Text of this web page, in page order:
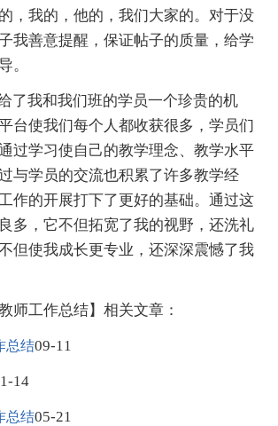
，我的，他的，我们大家的。对于没
我善意提醒，保证帖子的质量，给学
。
我和我们班的学员一个珍贵的机
台使我们每个人都收获很多，学员们
过学习使自己的教学理念、教学水平
与学员的交流也积累了许多教学经
作的开展打下了更好的基础。通过这
多，它不但拓宽了我的视野，还洗礼
但使我成长更专业，还深深震憾了我
师工作总结】相关文章：
总结09-11
14
总结05-21